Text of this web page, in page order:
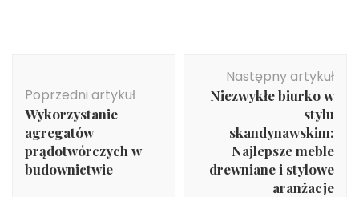
wpisu
Poprzedni artykuł
Wykorzystanie
agregatów
prądotwórczych w
budownictwie
Następny artykuł
Niezwykłe biurko w
stylu
skandynawskim:
Najlepsze meble
drewniane i stylowe
aranżacje